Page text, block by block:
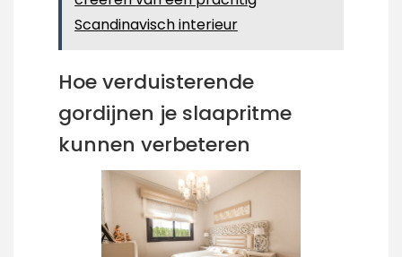
Scandinavisch interieur
Hoe verduisterende
gordijnen je slaapritme
kunnen verbeteren